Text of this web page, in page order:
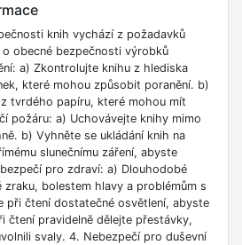
knih vychází z požadavků
obecné bezpečnosti výrobků
a) Zkontrolujte knihu z hlediska
které mohou způsobit poranění. b)
tvrdého papíru, které mohou mít
požáru: a) Uchovávejte knihy mimo
b) Vyhněte se ukládání knih na
slunečnímu záření, abyste
pro zdraví: a) Dlouhodobé
zraku, bolestem hlavy a problémům s
při čtení dostatečné osvětlení, abyste
čtení pravidelně dělejte přestávky,
svaly. 4. Nebezpečí pro duševní